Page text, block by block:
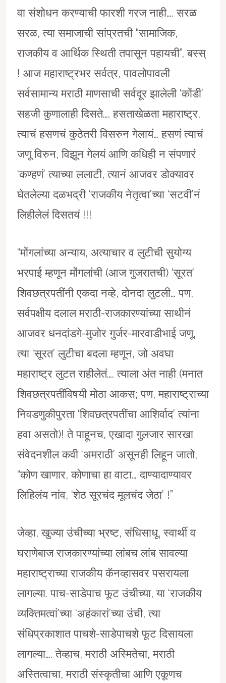
वा संशोधन करण्याची फारशी गरज नाही…. सरळ
सरळ, त्या समाजाची सांप्रतची “सामाजिक,
राजकीय व आर्थिक स्थिती तपासून पहायची”, बस्स्
! आज महाराष्ट्रभर सर्वत्र, पावलोपावली
सर्वसामान्य मराठी माणसाची सर्वदूर झालेली ‘कोंडी’
सहजी कुणालाही दिसते…. हसताखेळता महाराष्ट्र,
त्याचं हसणचं कुठेतरी विसरुन गेलायं… हसणं त्याचं
जणू विरुन, विझून गेलयं आणि कधिही न संपणारं
‘कण्हणं’ त्याच्या ललाटी, त्यानं आजवर डोक्यावर
घेतलेल्या दळभद्री ‘राजकीय नेतृत्वा’च्या ‘सटवी’नं
लिहीलेलं दिसतयं !!!
“मोंगलांच्या अन्याय, अत्याचार व लुटीची सुयोग्य
भरपाई म्हणून मोंगलांची (आज गुजरातची) ‘सूरत’
शिवछत्रपतींनी एकदा नव्हे, दोनदा लुटली… पण,
सर्वपक्षीय दलाल मराठी-राजकारण्यांच्या साथीनं
आजवर धनदांडगे-मुजोर गुर्जर-मारवाडीभाई जणू,
त्या ‘सूरत’ लुटीचा बदला म्हणून, जो अवघा
महाराष्ट्र लुटत राहीलेतं…. त्याला अंत नाही (मनात
शिवछत्रपतींविषयी मोठा आकस; पण, महाराष्ट्राच्या
निवडणुकीपुरता ‘शिवछत्रपतींचा आशिर्वाद’ त्यांना
हवा असतो)! ते पाहूनच, एखादा गुलजार सारखा
संवेदनशील कवी ‘अमराठी’ असूनही लिहून जातो,
“कोण खाणार, कोणाचा हा वाटा… दाण्यादाण्यावर
लिहिलंय नांव, ‘शेठ सूरचंद मूलचंद जेठा’ !”
जेव्हा, खुज्या उंचीच्या भ्रष्ट, संधिसाधू, स्वार्थी व
घराणेबाज राजकारण्यांच्या लांबच लांब सावल्या
महाराष्ट्राच्या राजकीय कॅनव्हासवर पसरायला
लागल्या. पाच-साडेपाच फूट उंचीच्या, या ‘राजकीय
व्यक्तिमत्वां’च्या ‘अहंकारां’च्या उंची, त्या
संधिप्रकाशात पाचशे-साडेपाचशे फूट दिसायला
लागल्या…. तेव्हाच, मराठी अस्मितेचा, मराठी
अस्तित्वाचा, मराठी संस्कृतीचा आणि एकूणच